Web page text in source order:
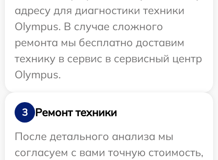
адресу для диагностики техники
Olympus. В случае сложного
ремонта мы бесплатно доставим
технику в сервис в сервисный центр
Olympus.
3
Ремонт техники
После детального анализа мы
согласуем с вами точную стоимость,